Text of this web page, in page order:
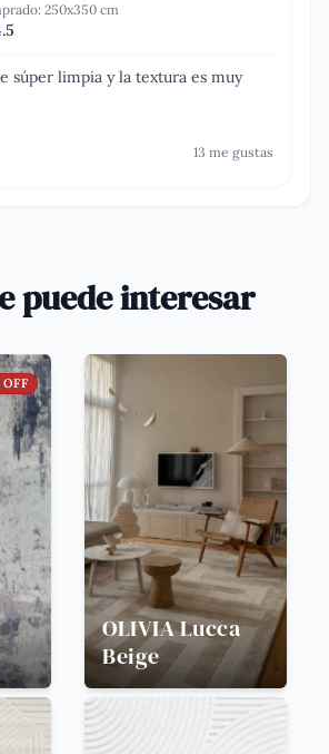
250x350 cm
súper limpia y la textura es muy
13 me gustas
puede interesar
OFF
OLIVIALucca
Beige